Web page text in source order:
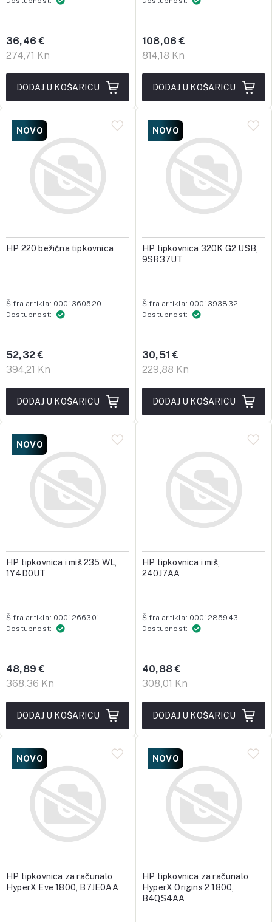
274,71 Kn
36,46 €
DODAJ U KOŠARICU
814,18 Kn
108,06 €
DODAJ U KOŠARICU
NOVO
HP 220 bežična tipkovnica
Šifra artikla: 0001360520
Dostupnost:
394,21 Kn
52,32 €
DODAJ U KOŠARICU
NOVO
HP tipkovnica 320K G2 USB,
9SR37UT
Šifra artikla: 0001393832
Dostupnost:
229,88 Kn
30,51 €
DODAJ U KOŠARICU
NOVO
HP tipkovnica i miš 235 WL,
1Y4D0UT
Šifra artikla: 0001266301
Dostupnost:
368,36 Kn
48,89 €
DODAJ U KOŠARICU
HP tipkovnica i miš,
240J7AA
Šifra artikla: 0001285943
Dostupnost:
308,01 Kn
40,88 €
DODAJ U KOŠARICU
NOVO
HP tipkovnica za računalo
HyperX Eve 1800, B7JE0AA
NOVO
HP tipkovnica za računalo
HyperX Origins 2 1800,
B4QS4AA